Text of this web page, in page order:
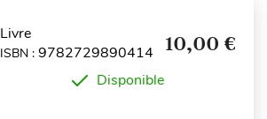
Livre
ISBN : 9782729890414 10,00 €
Disponible